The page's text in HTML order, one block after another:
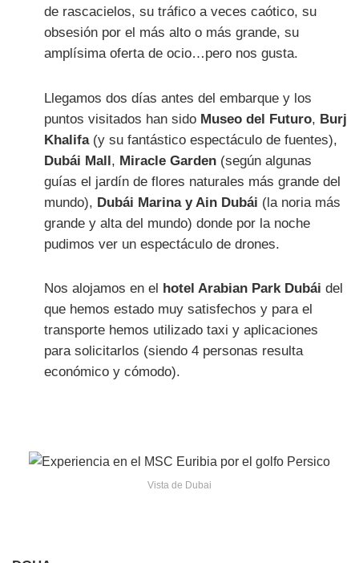
de rascacielos, su tráfico a veces caótico, su
obsesión por el más alto o más grande, su
amplísima oferta de ocio…pero nos gusta.
Llegamos dos días antes del embarque y los
puntos visitados han sido Museo del Futuro, Burj
Khalifa(y su fantástico espectáculo de fuentes),
Dubái Mall, Miracle Garden (según algunas
guías el jardín de flores naturales más grande del
mundo), Dubái Marina y Ain Dubái (la noria más
grande y alta del mundo) donde por la noche
pudimos ver un espectáculo de drones.
Nos alojamos en el hotel Arabian Park Dubái del
que hemos estado muy satisfechos y para el
transporte hemos utilizado taxi y aplicaciones
para solicitarlos (siendo 4 personas resulta
económico y cómodo).
Vista de Dubai